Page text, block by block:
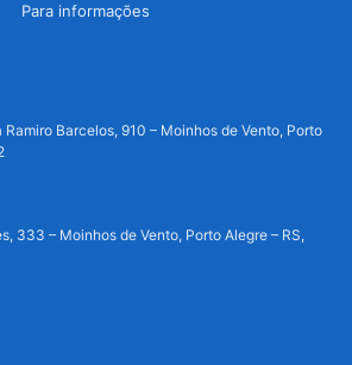
Para informações
Ramiro Barcelos, 910 – Moinhos de Vento, Porto
333 – Moinhos de Vento, Porto Alegre – RS,